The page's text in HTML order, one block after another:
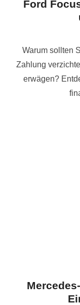
Ford
Warum sollten
Zahlung
erwägen?